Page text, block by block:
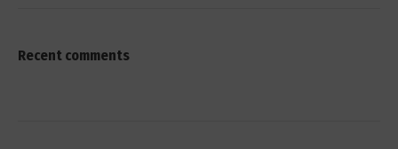
Recent comments